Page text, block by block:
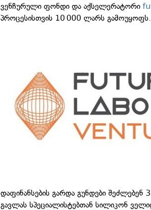
ვენჩურული ფონდი და აქსელერატორი
პროცესისთვის 10 000 ლარს გამოუყოფს.
დაფინანსების გარდა გუნდები შეძლებენ
გავლას სპეციალისტებთან სილიკონ